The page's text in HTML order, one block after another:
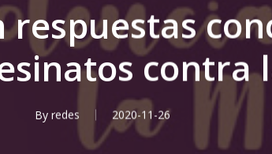
respuestas
contra
By redes 2020-11-26